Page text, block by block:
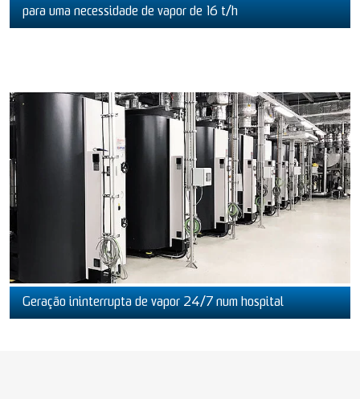
para uma necessidade de vapor de 16 t/h
Geração ininterrupta de vapor 24/7 num hospital